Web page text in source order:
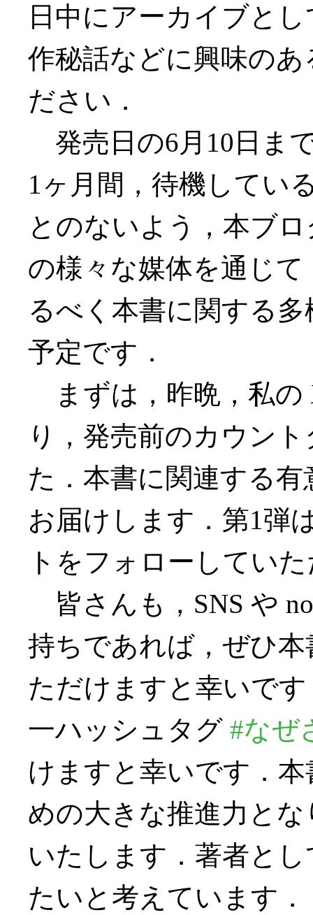
日中にアーカイブと
作秘話などに興味の
ださい．
発売日の6月10日ま
1ヶ月間，待機してい
とのないよう，本ブロ
の様々な媒体を通じ
るべく本書に関する
予定です．
まずは，昨晩，私
り，発売前のカウン
た．本書に関連する
お届けします．第1弾
トをフォローしてい
皆さんも，SNS や
持ちであれば，ぜひ
ただけますと幸いで
一ハッシュタグ #なぜ
けますと幸いです．
めの大きな推進力と
いたします．著者と
たいと考えています．